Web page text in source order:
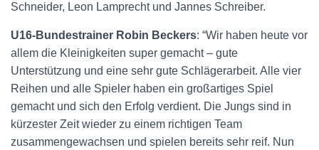
Schneider, Leon Lamprecht und Jannes Schreiber.
U16-Bundestrainer Robin Beckers: “Wir haben heute vor
allem die Kleinigkeiten super gemacht – gute
Unterstützung und eine sehr gute Schlägerarbeit. Alle vier
Reihen und alle Spieler haben ein großartiges Spiel
gemacht und sich den Erfolg verdient. Die Jungs sind in
kürzester Zeit wieder zu einem richtigen Team
zusammengewachsen und spielen bereits sehr reif. Nun